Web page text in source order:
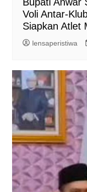
Bupati Anwar
Voli Antar-
Siapkan Atlet
lensaperistiwa